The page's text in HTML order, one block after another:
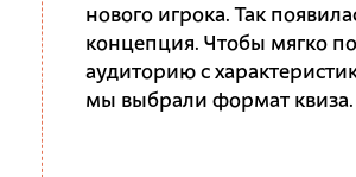
нового игрока. Так
концепция. Чтобы мягко
аудиторию с
мы выбрали формат квиза.